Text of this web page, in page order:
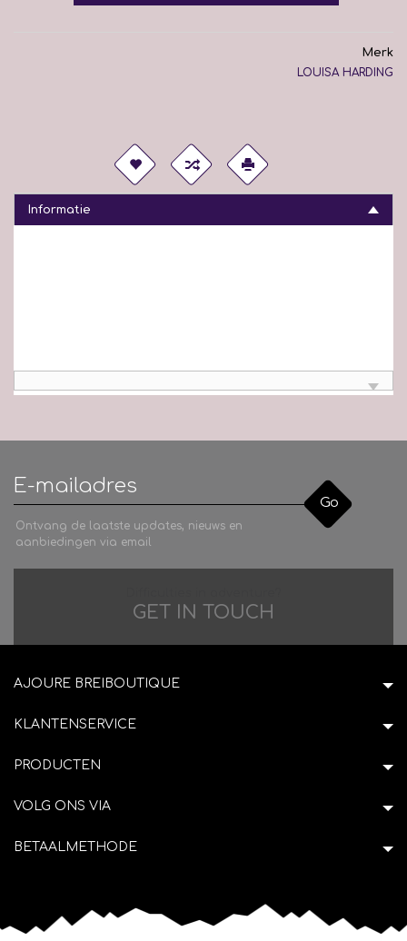
Merk
LOUISA HARDING
Informatie
Go
Ontvang de laatste updates, nieuws en
aanbiedingen via email
GET IN TOUCH
AJOURE BREIBOUTIQUE
KLANTENSERVICE
PRODUCTEN
VOLG ONS VIA
BETAALMETHODE